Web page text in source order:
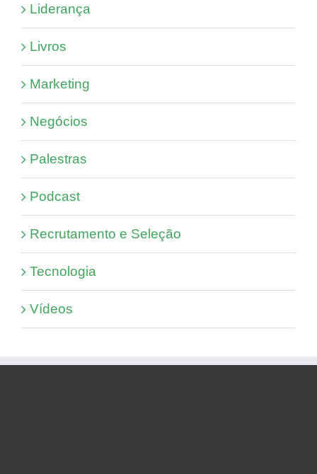
Liderança
Livros
Marketing
Negócios
Palestras
Podcast
Recrutamento e Seleção
Tecnologia
Vídeos